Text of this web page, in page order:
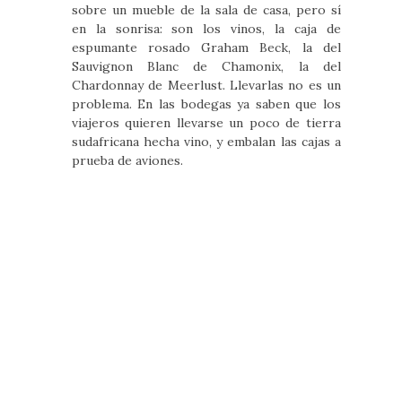
sobre un mueble de la sala de casa, pero sí
en la sonrisa: son los vinos, la caja de
espumante rosado Graham Beck, la del
Sauvignon Blanc de Chamonix, la del
Chardonnay de Meerlust. Llevarlas no es un
problema. En las bodegas ya saben que los
viajeros quieren llevarse un poco de tierra
sudafricana hecha vino, y embalan las cajas a
prueba de aviones.